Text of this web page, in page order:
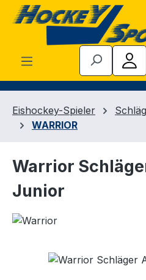
Zum Hauptinhalt springen
Eishockey-Spieler
WARRIOR
Warrior
Junior
Bildergalerie überspringen